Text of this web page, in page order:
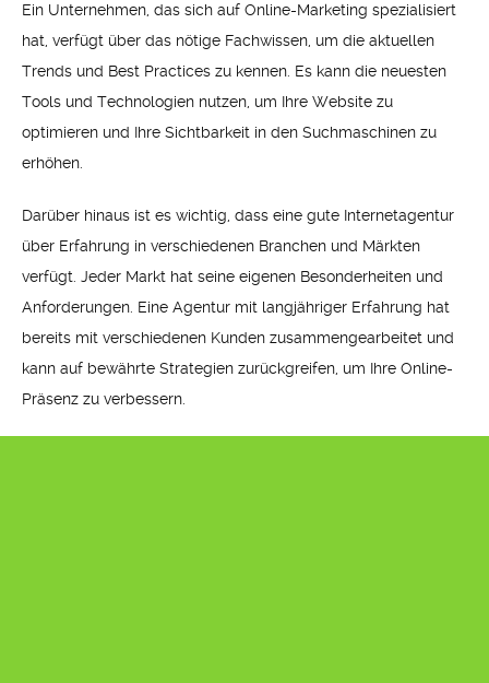
Ein Unternehmen, das sich auf Online-Marketing spezialisiert
hat, verfügt über das nötige Fachwissen, um die aktuellen
Trends und Best Practices zu kennen. Es kann die neuesten
Tools und Technologien nutzen, um Ihre Website zu
optimieren und Ihre Sichtbarkeit in den Suchmaschinen zu
erhöhen.
Darüber hinaus ist es wichtig, dass eine gute Internetagentur
über Erfahrung in verschiedenen Branchen und Märkten
verfügt. Jeder Markt hat seine eigenen Besonderheiten und
Anforderungen. Eine Agentur mit langjähriger Erfahrung hat
bereits mit verschiedenen Kunden zusammengearbeitet und
kann auf bewährte Strategien zurückgreifen, um Ihre Online-
Präsenz zu verbessern.